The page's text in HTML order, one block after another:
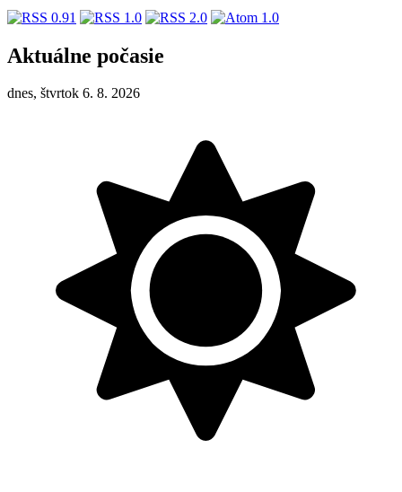
Aktuálne počasie
dnes, štvrtok 6. 8. 2026